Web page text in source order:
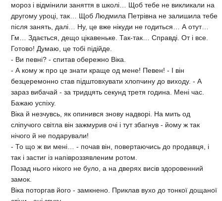
мороз і відмінили заняття в школі… Щоб тебе не викликали на
другому уроці, так… Щоб Людмила Петрівна не залишила тебе
після занять, далі… Ну, це вже нікуди не годиться… А отут…
Гм… Здається, дещо цікавеньке. Так-так… Справді. От і все.
Готово! Думаю, це тобі підійде.
- Ви певні? - спитав обережно Віка.
- А кому ж про це знати краще од мене! Певен! - І він
безцеремонно став підштовхувати хлопчину до виходу. - А
зараз вибачай - за тридцять секунд третя година. Мені час.
Бажаю успіху.
Віка й незчувсь, як опинився знову надворі. На мить од
сліпучого світла він зажмурив очі і тут збагнув - йому ж так
нічого й не подарували!
- То що ж ви мені… - почав він, повертаючись до продавця, і
так і застиг із напівроззявленим ротом.
Позад нього нікого не було, а на дверях висів здоровенний
замок.
Віка поторгав його - замкнено. Приклав вухо до тонкої дощаної